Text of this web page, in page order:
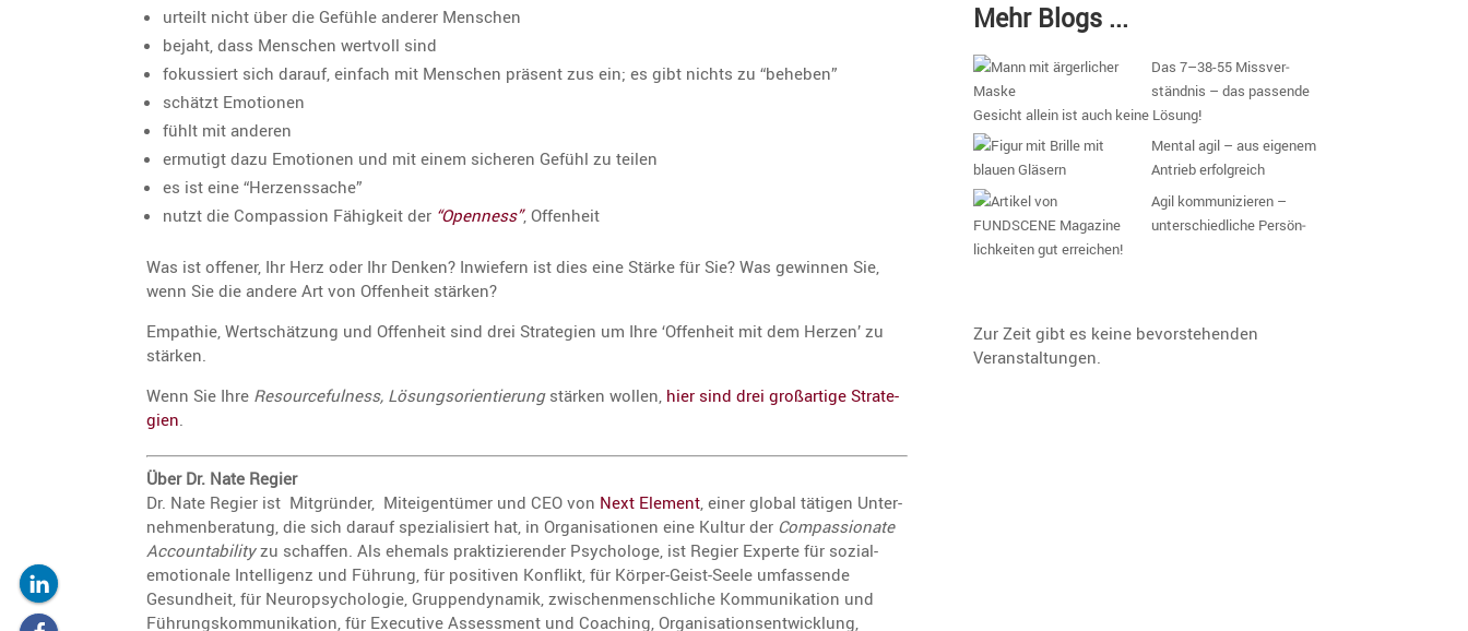
urteilt nicht über die Gefühle anderer Menschen
bejaht, dass Menschen wertvoll sind
fokus­siert sich darauf, einfach mit Menschen präsent zus ein; es gibt nichts zu “beheben”
schätzt Emotionen
fühlt mit anderen
ermutigt dazu Emotionen und mit einem sicheren Gefühl zu teilen
es ist eine “Herzens­sache”
nutzt die Compas­sion Fähig­keit der “Openness”, Offen­heit
Was ist offener, Ihr Herz oder Ihr Denken? Inwie­fern ist dies eine Stärke für Sie? Was gewinnen Sie,
wenn Sie die andere Art von Offen­heit stärken?
Empathie, Wertschät­zung und Offen­heit sind drei Strate­gien um Ihre ‘Offen­heit mit dem Herzen’ zu
stärken.
Wenn Sie Ihre Resourceful­ness, Lösungs­ori­en­tie­rungstärken wollen, hier sind drei großar­tige Strate­
gien
Über Dr. Nate Regier
Dr. Nate Regier ist Mitgründer, Mitei­gen­tümer und CEO von Next Element , einer global tätigen Unter­
neh­men­be­ra­tung, die sich darauf spezia­li­siert hat, in Organi­sa­tionen eine Kultur der Compas­sio­nate
Accoun­ta­bi­lityzu schaffen. Als ehemals prakti­zie­render Psycho­loge, ist Regier Experte für sozial-
emotio­nale Intel­li­genz und Führung, für positiven Konflikt, für Körper-Geist-Seele umfas­sende
Gesund­heit, für Neuro­psy­cho­logie, Gruppen­dy­namik, zwischen­mensch­liche Kommu­ni­ka­tion und
Führungs­kom­mu­ni­ka­tion, für Execu­tive Assess­ment und Coaching, Organi­sa­ti­ons­ent­wick­lung,
Mehr Blogs ...
Das 7–38-55 Missver­
ständnis – das passende
Gesicht allein ist auch keine Lösung!
Mental agil – aus eigenem
Antrieb erfolgreich
Agil kommu­ni­zieren –
unter­schied­liche Persön­
lich­keiten gut erreichen!
Zur Zeit gibt es keine bevorstehenden
Veranstaltungen.